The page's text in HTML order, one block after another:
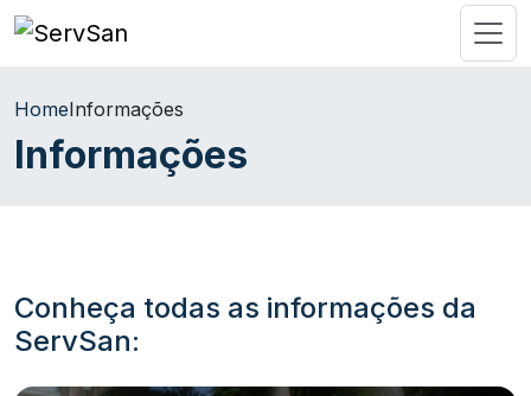
HomeInformações
Informações
Conheça todas as informações da
ServSan: